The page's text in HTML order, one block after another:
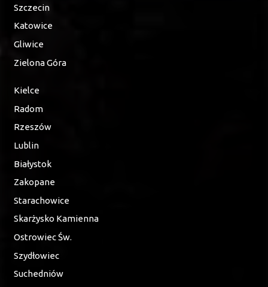
Szczecin
Katowice
Gliwice
Zielona Góra
Kielce
Radom
Rzeszów
Lublin
Białystok
Zakopane
Starachowice
Skarżysko Kamienna
Ostrowiec Św.
Szydłowiec
Suchedniów